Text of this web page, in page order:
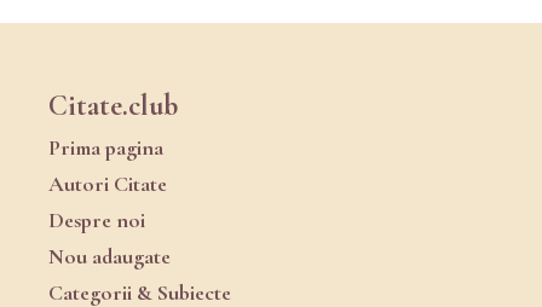
Citate.club
Prima pagina
Autori Citate
Despre noi
Nou adaugate
Categorii & Subiecte